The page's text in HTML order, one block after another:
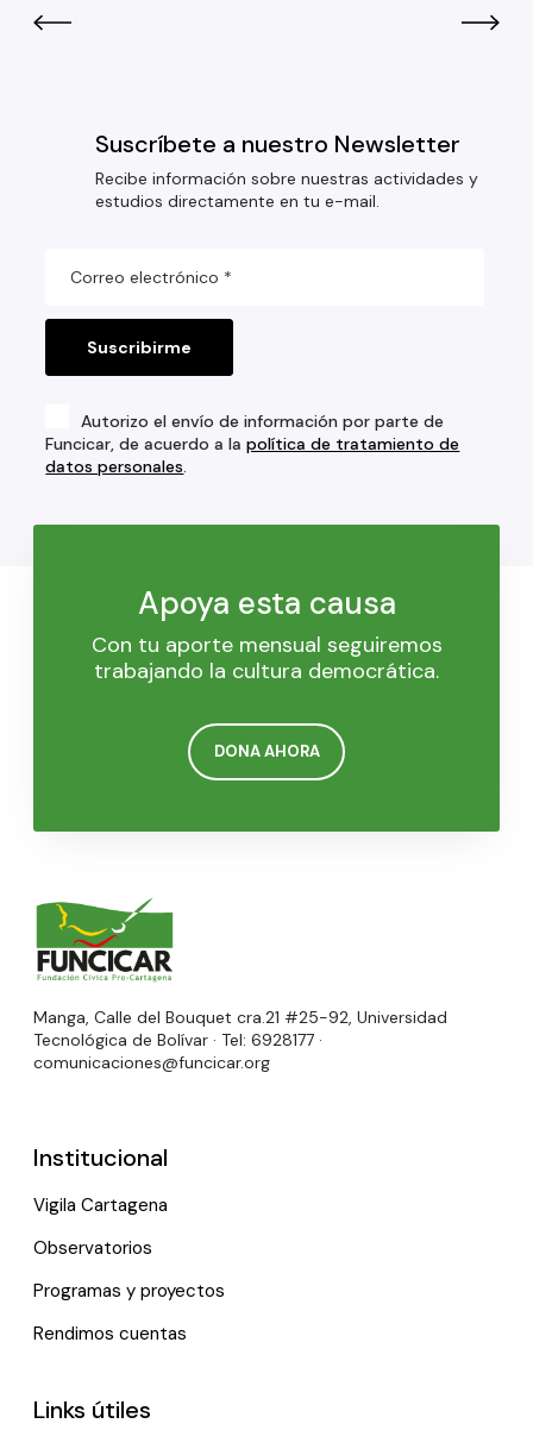
Suscríbete a nuestro Newsletter
Recibe información sobre nuestras actividades y
estudios directamente en tu e-mail.
Autorizo el envío de información por parte de
Funcicar, de acuerdo a lapolítica de tratamiento de
datos personales.
Apoya esta causa
Con tu aporte mensual seguiremos
trabajando la cultura democrática.
DONA AHORA
Manga, Calle del Bouquet cra.21 #25-92, Universidad
Tecnológica de Bolívar · Tel: 6928177 ·
comunicaciones@funcicar.org
Institucional
Vigila Cartagena
Observatorios
Programas y proyectos
Rendimos cuentas
Links útiles